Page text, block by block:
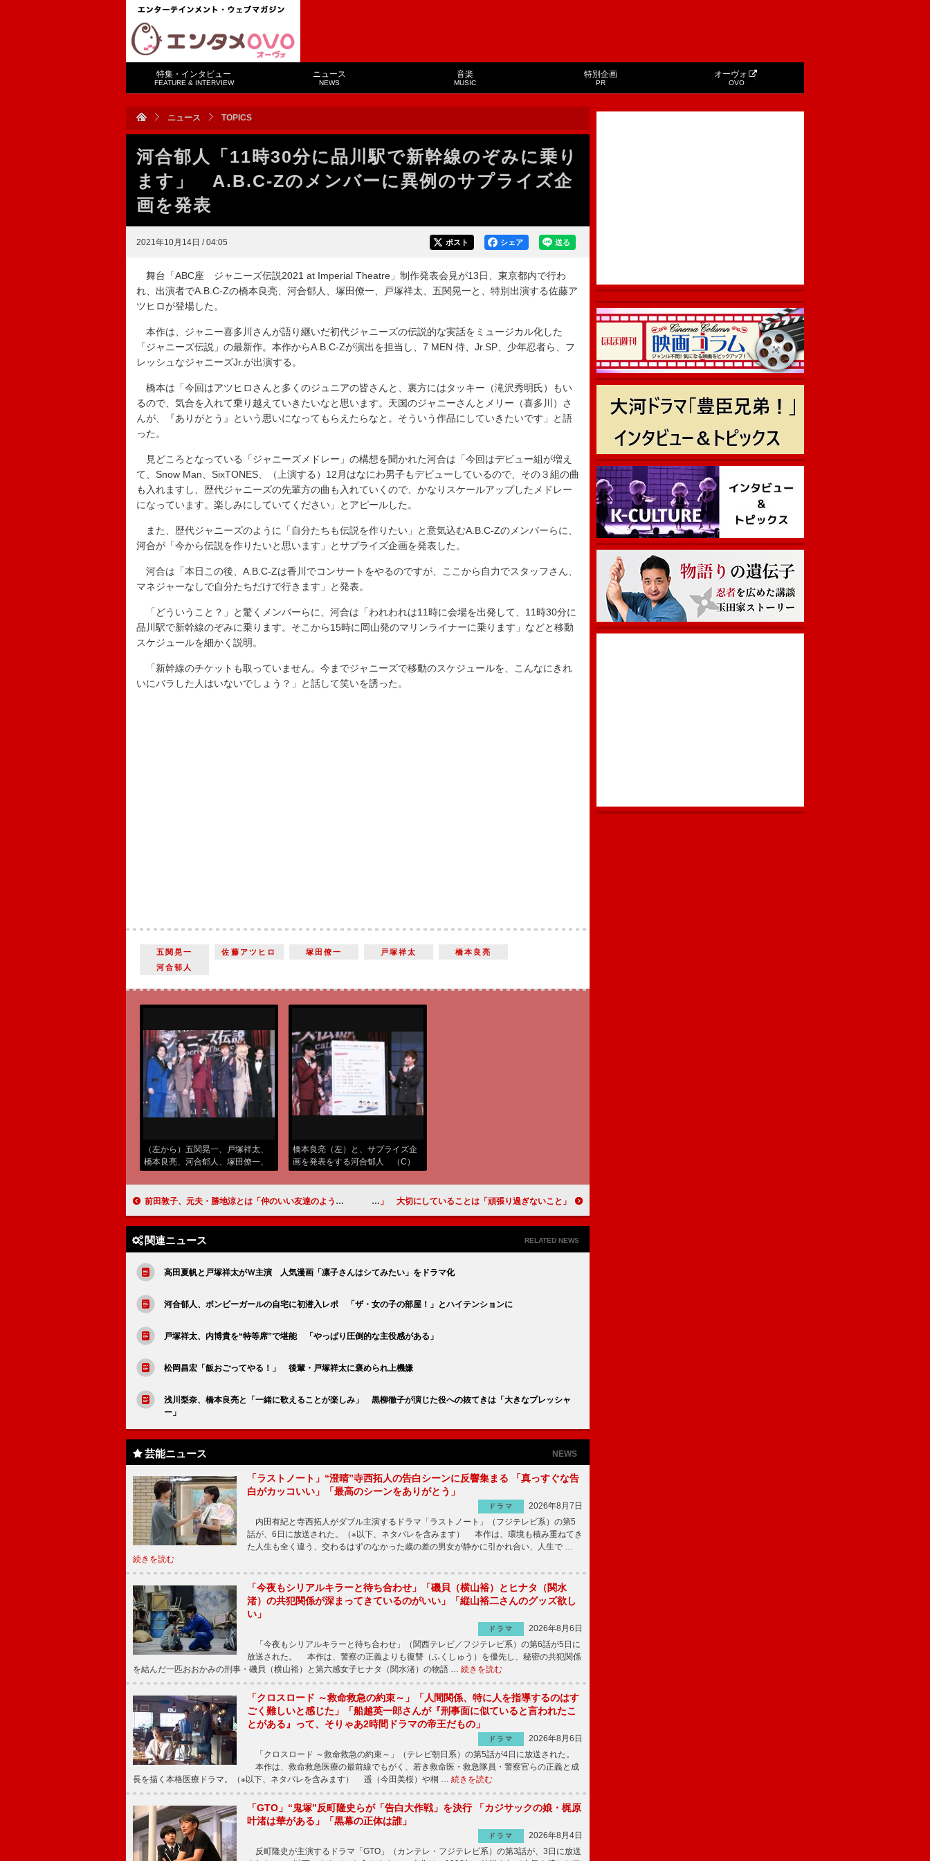
特集・インタビュー
FEATURE & INTERVIEW
ニュース
NEWS
音楽
MUSIC
特別企画
PR
オーヴォ
OVO
ニュース TOPICS
河合郁人「11時30分に品川駅で新幹線のぞみに乗り
ます」 A.B.C-Zのメンバーに異例のサプライズ企
画を発表
2021年10月14日 / 04:05 送る
シェア
ポスト
舞台「ABC座 ジャニーズ伝説2021 at Imperial Theatre」制作発表会見が13日、東京都内で行わ
れ、出演者でA.B.C-Zの橋本良亮、河合郁人、塚田僚一、戸塚祥太、五関晃一と、特別出演する佐藤ア
ツヒロが登場した。
本作は、ジャニー喜多川さんが語り継いだ初代ジャニーズの伝説的な実話をミュージカル化した
「ジャニーズ伝説」の最新作。本作からA.B.C-Zが演出を担当し、7 MEN 侍、Jr.SP、少年忍者ら、フ
レッシュなジャニーズJr.が出演する。
橋本は「今回はアツヒロさんと多くのジュニアの皆さんと、裏方にはタッキー（滝沢秀明氏）もい
るので、気合を入れて乗り越えていきたいなと思います。天国のジャニーさんとメリー（喜多川）さ
んが、『ありがとう』という思いになってもらえたらなと。そういう作品にしていきたいです」と語
った。
見どころとなっている「ジャニーズメドレー」の構想を聞かれた河合は「今回はデビュー組が増え
て、Snow Man、SixTONES、（上演する）12月はなにわ男子もデビューしているので、その３組の曲
も入れますし、歴代ジャニーズの先輩方の曲も入れていくので、かなりスケールアップしたメドレー
になっています。楽しみにしていてください」とアピールした。
また、歴代ジャニーズのように「自分たちも伝説を作りたい」と意気込むA.B.C-Zのメンバーらに、
河合が「今から伝説を作りたいと思います」とサプライズ企画を発表した。
河合は「本日この後、A.B.C-Zは香川でコンサートをやるのですが、ここから自力でスタッフさん、
マネジャーなしで自分たちだけで行きます」と発表。
「どういうこと？」と驚くメンバーらに、河合は「われわれは11時に会場を出発して、11時30分に
品川駅で新幹線のぞみに乗ります。そこから15時に岡山発のマリンライナーに乗ります」などと移動
スケジュールを細かく説明。
「新幹線のチケットも取っていません。今までジャニーズで移動のスケジュールを、こんなにきれ
いにバラした人はいないでしょう？」と話して笑いを誘った。
五関晃一 佐藤アツヒロ 塚田僚一 戸塚祥太
橋本良亮
河合郁人
（左から）五関晃一、戸塚祥太、
橋本良亮、河合郁人、塚田僚一、
橋本良亮（左）と、サプライズ企
画を発表をする河合郁人 （C）
前田敦子、元夫・勝地涼とは「仲のいい友達のような感じ」 「こうなったから、何かを超えた部分がすごくある」 新垣結衣「満たされていたいのは睡眠欲」 大切にしていることは「頑張り過ぎないこと」
関連ニュース RELATED NEWS
高田夏帆と戸塚祥太がＷ主演 人気漫画「凛子さんはシてみたい」をドラマ化
河合郁人、ボンビーガールの自宅に初潜入レポ 「ザ・女の子の部屋！」とハイテンションに
戸塚祥太、内博貴を“特等席”で堪能 「やっぱり圧倒的な主役感がある」
松岡昌宏「飯おごってやる！」 後輩・戸塚祥太に褒められ上機嫌
浅川梨奈、橋本良亮と「一緒に歌えることが楽しみ」 黒柳徹子が演じた役への抜てきは「大きなプレッシャ
ー」
芸能ニュース NEWS
「ラストノート」“澄晴”寺西拓人の告白シーンに反響集まる 「真っすぐな告
白がカッコいい」「最高のシーンをありがとう」
ドラマ
2026年8月7日
内田有紀と寺西拓人がダブル主演するドラマ「ラストノート」（フジテレビ系）の第5
話が、6日に放送された。（※以下、ネタバレを含みます） 本作は、環境も積み重ねてき
た人生も全く違う、交わるはずのなかった歳の差の男女が静かに引かれ合い、人生で …
続きを読む
「今夜もシリアルキラーと待ち合わせ」「磯貝（横山裕）とヒナタ（関水
渚）の共犯関係が深まってきているのがいい」「縦山裕二さんのグッズ欲し
い」
ドラマ
2026年8月6日
「今夜もシリアルキラーと待ち合わせ」（関西テレビ／フジテレビ系）の第6話が5日に
放送された。 本作は、警察の正義よりも復讐（ふくしゅう）を優先し、秘密の共犯関係
を結んだ一匹おおかみの刑事・磯貝（横山裕）と第六感女子ヒナタ（関水渚）の物語 … 続きを読む
「クロスロード ～救命救急の約束～」「人間関係、特に人を指導するのはす
ごく難しいと感じた」「船越英一郎さんが『刑事面に似ていると言われたこ
とがある』って、そりゃあ2時間ドラマの帝王だもの」
ドラマ
2026年8月6日
「クロスロード ～救命救急の約束～」（テレビ朝日系）の第5話が4日に放送された。
本作は、救命救急医療の最前線でもがく、若き救命医・救急隊員・警察官らの正義と成
長を描く本格医療ドラマ。（※以下、ネタバレを含みます） 遥（今田美桜）や桐 … 続きを読む
「GTO」“鬼塚”反町隆史らが「告白大作戦」を決行 「カジサックの娘・梶原
叶渚は華がある」「黒幕の正体は誰」
ドラマ
2026年8月4日
反町隆史が主演するドラマ「GTO」（カンテレ・フジテレビ系）の第3話が、3日に放送